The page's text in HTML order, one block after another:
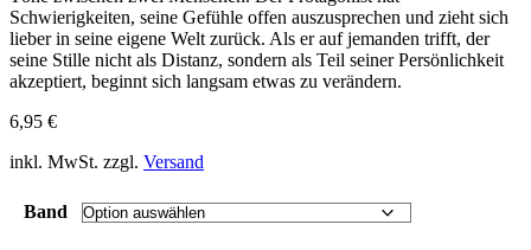
Schwierigkeiten, seine Gefühle offen auszusprechen und zieht sich
lieber in seine eigene Welt zurück. Als er auf jemanden trifft, der
seine Stille nicht als Distanz, sondern als Teil seiner Persönlichkeit
akzeptiert, beginnt sich langsam etwas zu verändern.
6,95 €
inkl. MwSt. zzgl. Versand
Band